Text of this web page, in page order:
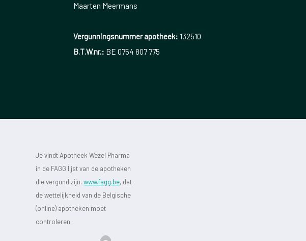
Maarten Meermans
Vergunningsnummer apotheek: 132510
B.T.W.nr.: BE 0754 807 775
Je vindt Apotheek Wezel Pharma
in de FAGG lijst van de apotheken
die vergund zijn.www.fagg.be, dat
de wettelijkheid van de Belgische
(online) apotheken moet
controleren.